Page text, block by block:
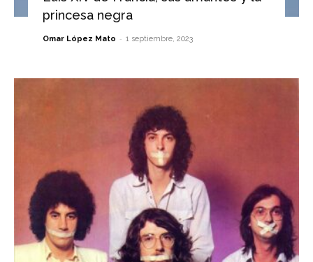
princesa negra
Omar López Mato - 1 septiembre, 2023